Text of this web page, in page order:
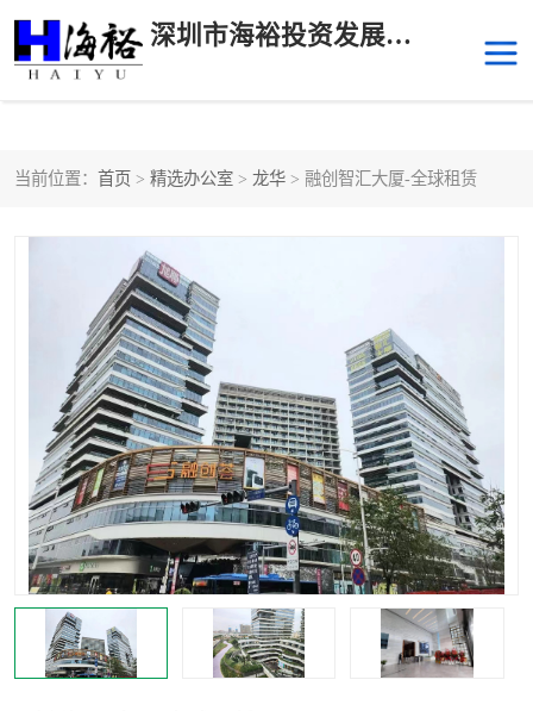
深圳市海裕投资发展有限公司
当前位置： 首页 > 精选办公室 > 龙华 > 融创智汇大厦-全球租赁
科技园中区
深圳湾科技生态园
福田中心区写字楼租赁 宝安中心区
深圳宝安 福田车公庙
罗湖水贝 南山南油
龙华 罗湖区
宝安区 西乡
兴东 石岩